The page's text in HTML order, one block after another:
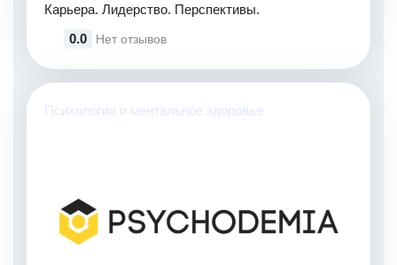
Карьера. Лидерство. Перспективы.
0.0
Нет отзывов
Психология и ментальное здоровье